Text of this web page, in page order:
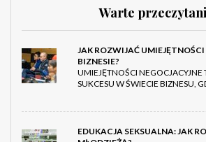
Warte
JAK ROZWIJAĆ
BIZNESIE?
UMIEJĘTNOŚCI NEGOCJACYJNE
SUKCESU W ŚWIECIE BIZNESU,
EDUKACJA SEKSUALNA: JAK